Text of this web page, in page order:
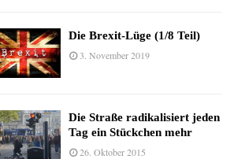
Die Brexit-Lüge (1/8 Teil)
3. November 2019
Die Straße radikalisiert jeden
Tag ein Stückchen mehr
26. Oktober 2015